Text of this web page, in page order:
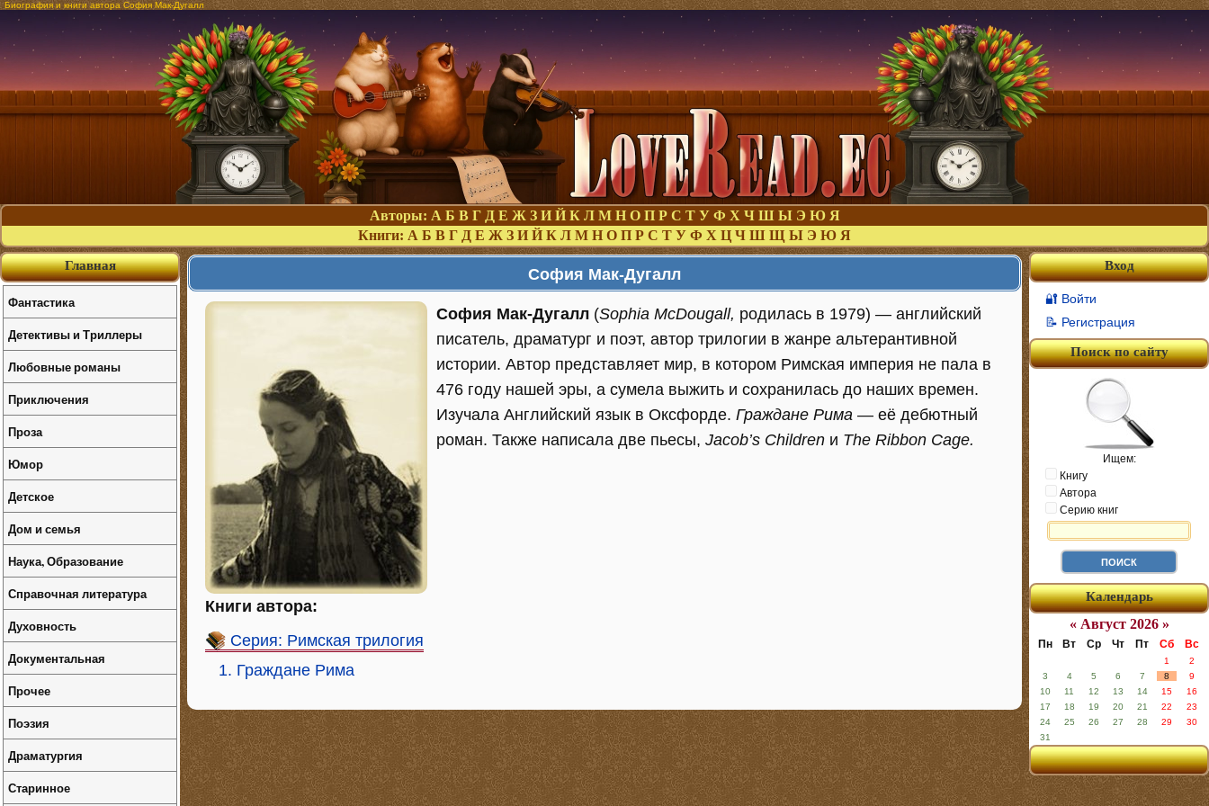
Биография и книги автора София Мак-Дугалл
Авторы: А Б В Г Д Е Ж З И Й К Л М Н О П Р С Т У Ф Х Ч Ш Ы Э Ю Я
Книги: А Б В Г Д Е Ж З И Й К Л М Н О П Р С Т У Ф Х Ц Ч Ш Щ Ы Э Ю Я
София Мак-Дугалл
София Мак-Дугалл (Sophia McDougall, родилась в 1979) — английский
писатель, драматург и поэт, автор трилогии в жанре альтерантивной
истории. Автор представляет мир, в котором Римская империя не пала в
476 году нашей эры, а сумела выжить и сохранилась до наших времен.
Изучала Английский язык в Оксфорде. Граждане Рима — её дебютный
роман. Также написала две пьесы, Jacob’s Children и The Ribbon Cage.
Книги автора:
Серия: Римская трилогия
1. Граждане Рима
Вход
🔐 Войти
📝 Регистрация
Поиск по сайту
Ищем:
Книгу
Автора
Серию книг
Календарь
« Август 2026 »
Пн Вт Ср Чт Пт Сб Вс
1
2
3
4 5 6 7 8
9
10
11 12 13 14 15
16
17
18 19 20 21 22
23
24
25 26 27 28 29
30
31
Главная
Фантастика
Детективы и Триллеры
Любовные романы
Приключения
Проза
Юмор
Детское
Дом и семья
Наука, Образование
Справочная литература
Духовность
Документальная
Прочее
Поэзия
Драматургия
Старинное